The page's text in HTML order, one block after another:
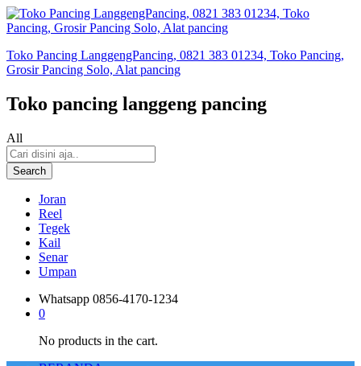
Toko Pancing LanggengPancing, 0821 383 01234, Toko Pancing,
Grosir Pancing Solo, Alat pancing
Toko pancing langgeng pancing
All
Search
Joran
Reel
Tegek
Kail
Senar
Umpan
Whatsapp 0856-4170-1234
0
No products in the cart.